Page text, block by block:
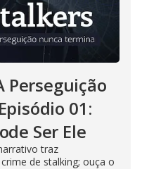
Perseguição
01:
Ser Ele
traz
de stalking; ouça o